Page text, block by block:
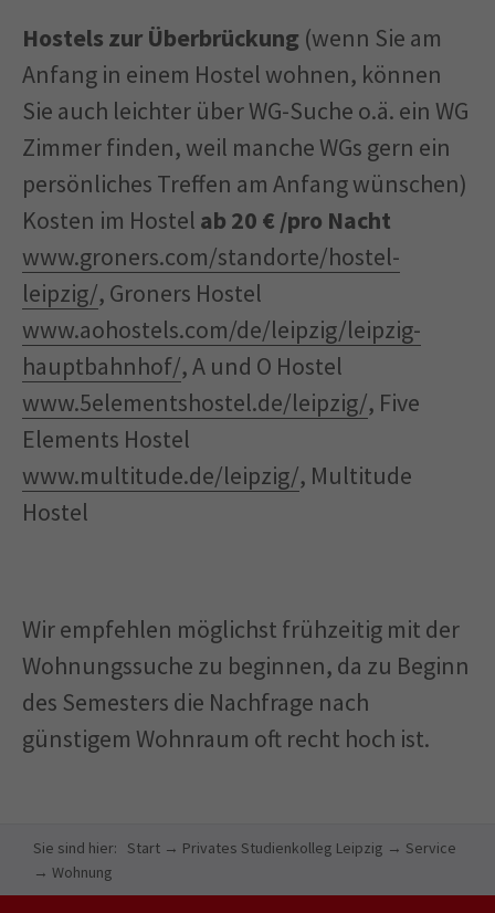
Hostels zur Überbrückung (wenn Sie am
Anfang in einem Hostel wohnen, können
Sie auch leichter über WG-Suche o.ä. ein WG
Zimmer finden, weil manche WGs gern ein
persönliches Treffen am Anfang wünschen)
Kosten im Hostel ab 20 € /pro Nacht
www.groners.com/standorte/hostel-
leipzig/, Groners Hostel
www.aohostels.com/de/leipzig/leipzig-
hauptbahnhof/, A und O Hostel
www.5elementshostel.de/leipzig/, Five
Elements Hostel
www.multitude.de/leipzig/, Multitude
Hostel
Wir empfehlen möglichst frühzeitig mit der
Wohnungssuche zu beginnen, da zu Beginn
des Semesters die Nachfrage nach
günstigem Wohnraum oft recht hoch ist.
Sie sind hier: Start → Privates Studienkolleg Leipzig → Service
→ Wohnung